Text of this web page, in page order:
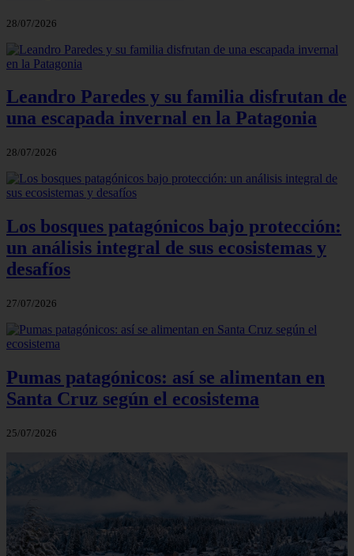
28/07/2026
Leandro Paredes y su familia disfrutan de
una escapada invernal en la Patagonia
28/07/2026
Los bosques patagónicos bajo protección:
un análisis integral de sus ecosistemas y
desafíos
27/07/2026
Pumas patagónicos: así se alimentan en
Santa Cruz según el ecosistema
25/07/2026